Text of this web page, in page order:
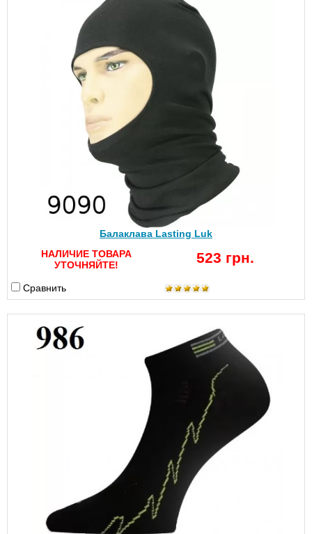
Балаклава Lasting Luk
НАЛИЧИЕ ТОВАРА
УТОЧНЯЙТЕ!
523 грн.
Сравнить